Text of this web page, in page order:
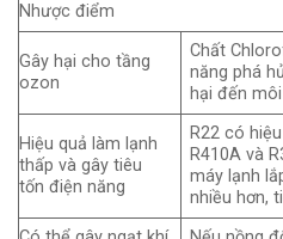
Nhược điểm
Gây hại cho tầng
ozon
Chất
năng phá
hại đến
Hiệu quả làm lạnh
thấp và gây tiêu
tốn điện năng
R22 có
R410A và
máy lạnh
nhiều hơn,